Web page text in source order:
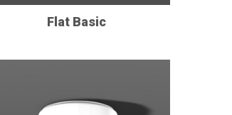
Flat Basic